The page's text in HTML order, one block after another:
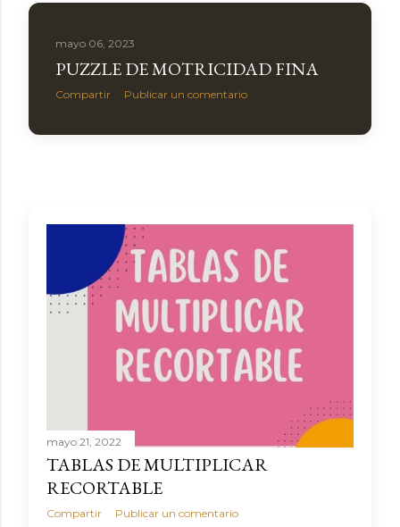
a
mayo 06, 2023
PUZZLE DE MOTRICIDAD FINA
Compartir Publicar un comentario
mayo 21, 2022
TABLAS DE MULTIPLICAR
RECORTABLE
Compartir Publicar un comentario